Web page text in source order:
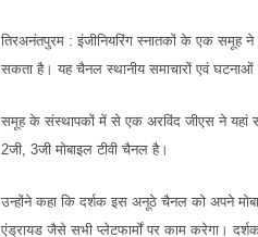
तिरअनंतपुरम : इंजीनियरिंग स्नातकों के एक समूह
सकता है। यह चैनल स्थानीय समाचारों एवं घटनाओं
समूह के संस्थापकों में से एक अरविंद जीएस ने यहां
2जी, 3जी मोबाइल टीवी चैनल है।
उन्होंने कहा कि दर्शक इस अनूठे चैनल को अपने
एंड्रायड जैसे सभी प्लेटफार्मों पर काम करेगा।